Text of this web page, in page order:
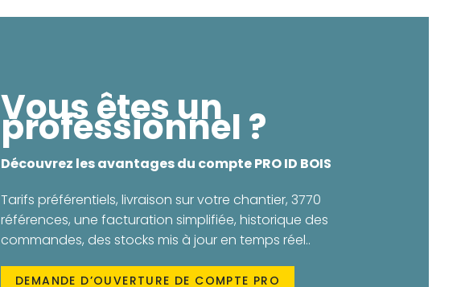
Vous êtes un
professionnel ?
Découvrez les avantages du compte PRO ID BOIS
Tarifs préférentiels, livraison sur votre chantier, 3770
références, une facturation simplifiée, historique des
commandes, des stocks mis à jour en temps réel..
DEMANDE D’OUVERTURE DE COMPTE PRO